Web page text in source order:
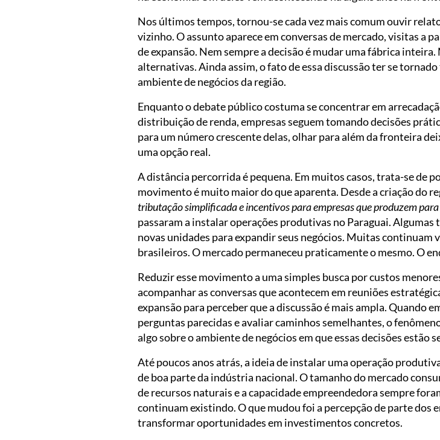
Nos últimos tempos, tornou-se cada vez mais comum ouvir
vizinho. O assunto aparece em conversas de mercado, visitas a
de expansão. Nem sempre a decisão é mudar uma fábrica
alternativas. Ainda assim, o fato de essa discussão ter se
ambiente de negócios da região.
Enquanto o debate público costuma se concentrar em
distribuição de renda, empresas seguem tomando decisões
para um número crescente delas, olhar para além da fronteira
uma opção real.
A distância percorrida é pequena. Em muitos casos, trata-se de
movimento é muito maior do que aparenta. Desde a criação do
tributação simplificada e incentivos para empresas que produzem
passaram a instalar operações produtivas no Paraguai.
novas unidades para expandir seus negócios. Muitas continuam
brasileiros. O mercado permaneceu praticamente o mesmo. O
Reduzir esse movimento a uma simples busca por custos
acompanhar as conversas que acontecem em reuniões
expansão para perceber que a discussão é mais ampla. Quando
perguntas parecidas e avaliar caminhos semelhantes, o
algo sobre o ambiente de negócios em que essas decisões estão
Até poucos anos atrás, a ideia de instalar uma operação
de boa parte da indústria nacional. O tamanho do mercado
de recursos naturais e a capacidade empreendedora sempre
continuam existindo. O que mudou foi a percepção de parte dos
transformar oportunidades em investimentos concretos.